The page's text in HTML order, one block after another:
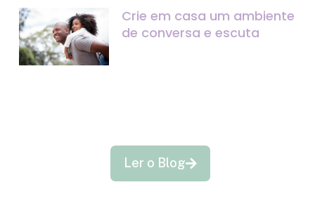
Crie em casa um ambiente
de conversa e escuta
Ler o Blog